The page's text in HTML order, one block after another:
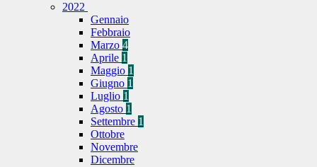
2022
Gennaio
Febbraio
Marzo 4
Aprile 1
Maggio 1
Giugno 1
Luglio 1
Agosto 1
Settembre 1
Ottobre
Novembre
Dicembre